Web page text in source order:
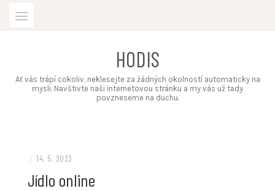
HODIS
Ať vás trápí cokoliv, neklesejte za žádných okolností automaticky na
mysli. Navštivte naši internetovou stránku a my vás už tady
povzneseme na duchu.
/ 14. 5. 2023
Jídlo online